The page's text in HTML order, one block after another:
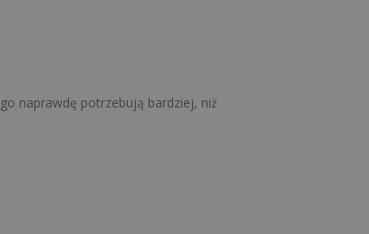
naprawdę potrzebują bardziej, niż